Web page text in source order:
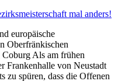
mal anders!
europäische
Oberfränkischen
Als am frühen
Frankenhalle von Neustadt
zu spüren, dass die Offenen